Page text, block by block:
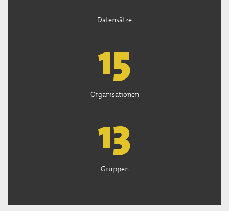
Datensätze
15
Organisationen
13
Gruppen